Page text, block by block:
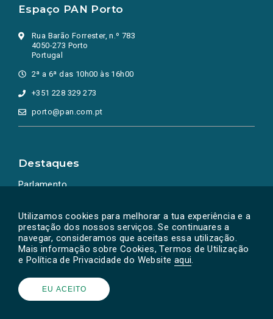
Utilizamos cookies para melhorar a tua experiência e a
prestação dos nossos serviços. Se continuares a
navegar, consideramos que aceitas essa utilização.
Mais informação sobre Cookies, Termos de Utilização
e Política de Privacidade do Website aqui.
EU ACEITO
Espaço PAN Porto
Rua Barão Forrester, n.º 783
4050-273 Porto
Portugal
2ª a 6ª das 10h00 às 16h00
+351 228 329 273
porto@pan.com.pt
Destaques
Parlamento
Powered by © PAN 2026